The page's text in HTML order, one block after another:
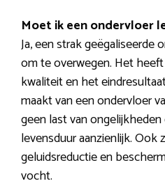
Moet ik een ondervloer
Ja, een strak geëgaliseerde
om te overwegen. Het
kwaliteit en het
maakt van een ondervloer
geen last van
levensduur aanzienlijk.
geluidsreductie en
vocht.